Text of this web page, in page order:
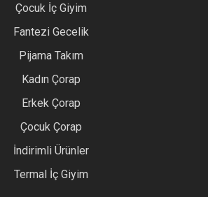
Çocuk İç Giyim
Fantezi Gecelik
Pijama Takım
Kadın Çorap
Erkek Çorap
Çocuk Çorap
İndirimli Ürünler
Termal İç Giyim